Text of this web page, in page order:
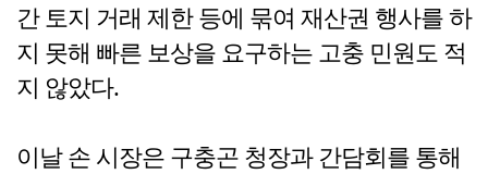
간 토지 거래 제한 등에 묶여 재산권 행사를 하
지 못해 빠른 보상을 요구하는 고충 민원도 적
지 않았다.
이날 손 시장은 구충곤 청장과 간담회를 통해